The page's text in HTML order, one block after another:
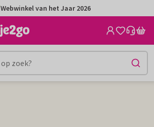
Webwinkel van het Jaar 2026